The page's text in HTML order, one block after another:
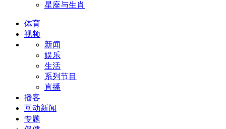
星座与生肖
体育
视频
新闻
娱乐
生活
系列节目
直播
播客
互动新闻
专题